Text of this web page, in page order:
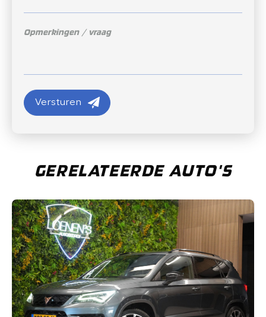
Versturen
GERELATEERDE AUTO'S